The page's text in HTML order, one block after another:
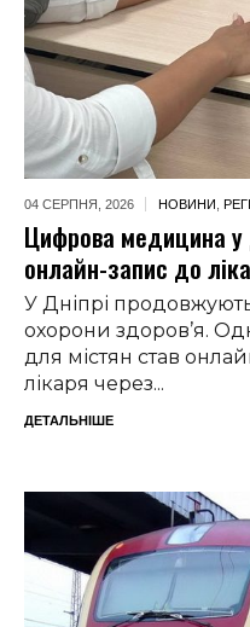
04 СЕРПНЯ, 2026 НОВИНИ
Цифрова медицина у
онлайн-запис до
У Дніпрі
охорони здоров’я.
для містян став
лікаря через...
ДЕТАЛЬНІШЕ